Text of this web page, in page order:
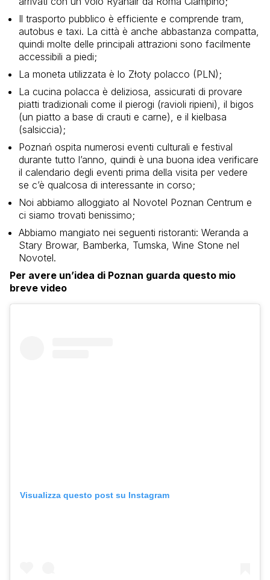
Il trasporto pubblico è efficiente e comprende tram,
autobus e taxi. La città è anche abbastanza compatta,
quindi molte delle principali attrazioni sono facilmente
accessibili a piedi;
La moneta utilizzata è lo Złoty polacco (PLN);
La cucina polacca è deliziosa, assicurati di provare
piatti tradizionali come il pierogi (ravioli ripieni), il bigos
(un piatto a base di crauti e carne), e il kielbasa
(salsiccia);
Poznań ospita numerosi eventi culturali e festival
durante tutto l’anno, quindi è una buona idea verificare
il calendario degli eventi prima della visita per vedere
se c’è qualcosa di interessante in corso;
Noi abbiamo alloggiato al Novotel Poznan Centrum e
ci siamo trovati benissimo;
Abbiamo mangiato nei seguenti ristoranti: Weranda a
Stary Browar, Bamberka, Tumska, Wine Stone nel
Novotel.
Per avere un’idea di Poznan guarda questo mio
breve video
Visualizza questo post su Instagram